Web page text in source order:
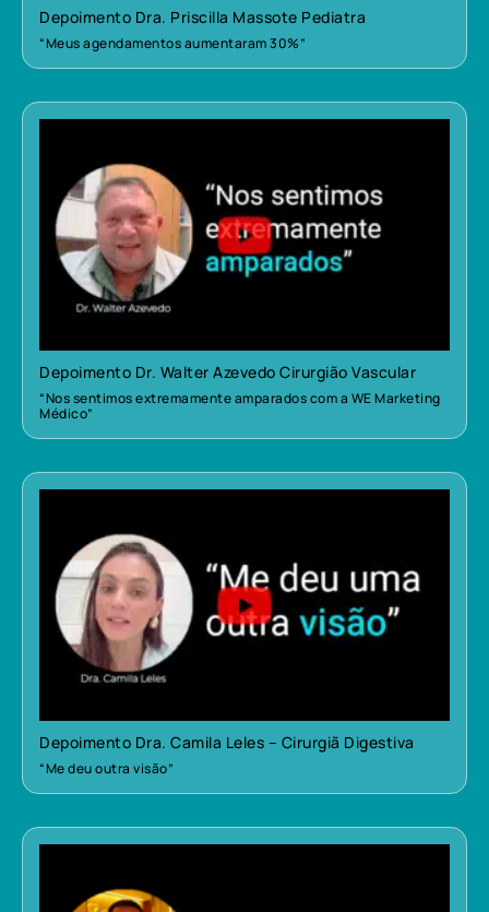
Depoimento Dra. Priscilla Massote Pediatra
“Meus agendamentos aumentaram 30%”
Depoimento Dr. Walter Azevedo Cirurgião Vascular
“Nos sentimos extremamente amparados com a WE Marketing
Médico”
Depoimento Dra. Camila Leles – Cirurgiã Digestiva
“Me deu outra visão”